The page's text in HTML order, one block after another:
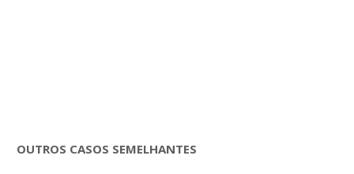
OUTROS CASOS SEMELHANTES